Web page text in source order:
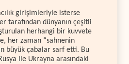
girişimleriyle isterse
tarafından dünyanın çeşitli
herhangi bir kuvvete
her zaman “sahnenin
büyük çabalar sarf etti. Bu
ile Ukrayna arasındaki